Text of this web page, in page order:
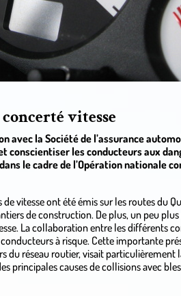
vitesse
avec la Société de l’assurance
conscientiser les conducteurs aux
le cadre de l’Opération nationale
vitesse ont été émis sur les routes du
de construction. De plus, un peu plus
La collaboration entre les différents
à risque. Cette importante
du réseau routier, visait
principales causes de collisions avec